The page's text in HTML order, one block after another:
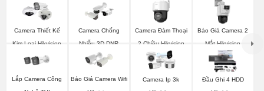
Camera Thiết Kế
Kim Loại Hikvision
Camera Chống
Nhiễu 3D DNR
Hikvison
Camera Đàm Thoại
2 Chiều Hikvision
Báo Giá Camera 2
Mắt Hikvision
Lắp Camera Công
Báo Giá Camera Wifi
Camera Ip 3k
Đầu Ghi 4 HDD